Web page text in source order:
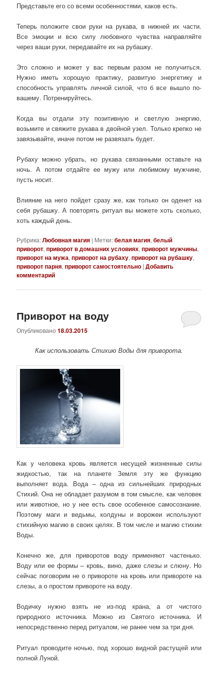
Представьте его со всеми особенностями, каков есть.
Теперь положите свои руки на рукава, в нижней их части.
Все эмоции и всю силу любовного чувства направляйте
через ваши руки, передавайте их на рубашку.
Это сложно и может у вас первым разом не получиться.
Нужно иметь хорошую практику, развитую энергетику и
способность управлять личной силой, что б все вышло по-
вашему. Потренируйтесь.
Когда вы отдали эту позитивную и светлую энергию,
возьмите и свяжите рукава в двойной узел. Только крепко не
завязывайте, иначе потом не развязать будет.
Рубаху можно убрать, но рукава связанными оставьте на
ночь. А потом отдайте ее мужу или любимому мужчине,
пусть носит.
Влияние на него пойдет сразу же, как только он оденет на
себя рубашку. А повторять ритуал вы можете хоть сколько,
хоть каждый день.
Рубрика:Любовная магия | Метки:белая магия,белый
приворот,приворот в домашних условиях,приворот мужчины,
приворот на мужа,приворот на рубаху,приворот на рубашку,
приворот парня,приворот самостоятельно |Добавить
комментарий
Приворот на воду
Опубликовано18.03.2015
Как использовать Стихию Воды для приворота.
Как у человека кровь является несущей жизненные силы
жидкостью, так на планете Земля эту же функцию
выполняет вода. Вода – одна из сильнейших природных
Стихий. Она не обладает разумом в том смысле, как человек
или животное, но у нее есть свое особенное самосознание.
Поэтому маги и ведьмы, колдуны и ворожеи используют
стихийную магию в своих целях. В том числе и магию стихии
Воды.
Конечно же, для приворотов воду применяют частенько.
Воду или ее формы – кровь, вино, даже слезы и слюну. Но
сейчас поговорим не о привороте на кровь или привороте на
слезы, а о простом привороте на воду.
Водичку нужно взять не из-под крана, а от чистого
природного источника. Можно из Святого источника. И
непосредственно перед ритуалом, не ранее чем за три дня.
Ритуал проводите ночью, под хорошо видной растущей или
полной Луной.